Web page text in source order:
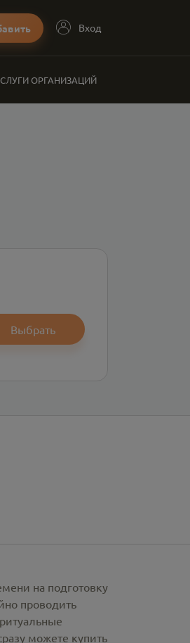
Вход
ОРГАНИЗАЦИЙ
Выбрать
на подготовку
проводить
ритуальные
можете купить